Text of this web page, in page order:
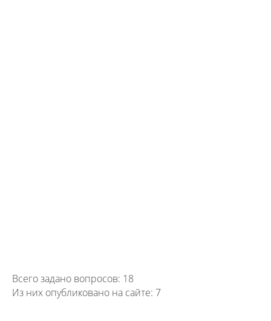
Всего задано вопросов: 18
Из них опубликовано на сайте: 7